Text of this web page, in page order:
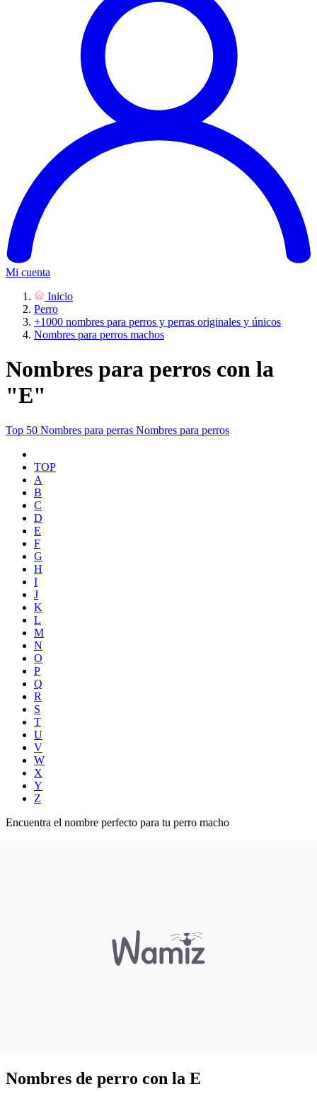
Mi cuenta
Inicio
Perro
+1000 nombres para perros y perras originales y únicos
Nombres para perros machos
Nombres para perros con la
"E"
Top 50 Nombres para perras Nombres para perros
TOP
A
B
C
D
E
F
G
H
I
J
K
L
M
N
O
P
Q
R
S
T
U
V
W
X
Y
Z
Encuentra el nombre perfecto para tu perro macho
Nombres de perro con la E